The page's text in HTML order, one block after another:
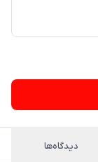
دیدگاه‌ها